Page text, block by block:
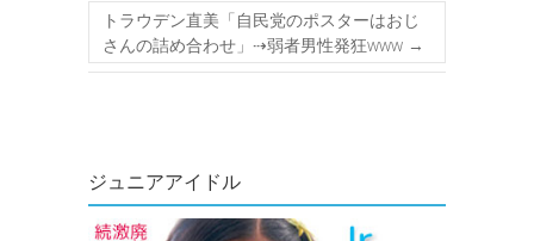
トラウデン直美「自民党のポスターはおじ
さんの詰め合わせ」⇢弱者男性発狂www →
ジュニアアイドル